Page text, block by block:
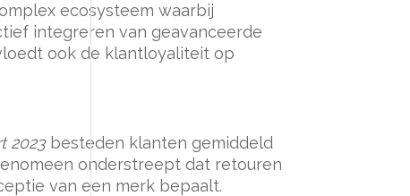
ecosysteem waarbij
integreren van geavanceerde
ook de klantloyaliteit op
2023besteden klanten gemiddeld
onderstreept dat retouren
van een merk bepaalt.